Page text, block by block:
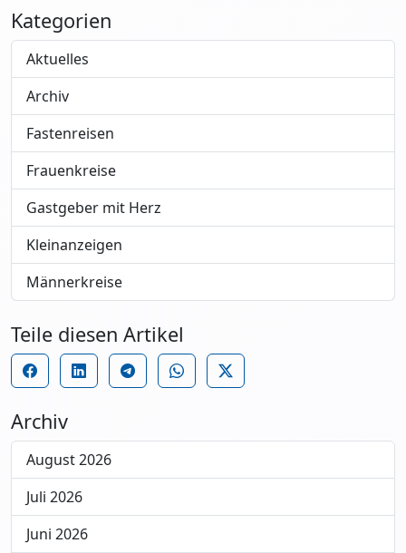
Kategorien
Aktuelles
Archiv
Fastenreisen
Frauenkreise
Gastgeber mit Herz
Kleinanzeigen
Männerkreise
Teile diesen Artikel
Archiv
August 2026
Juli 2026
Juni 2026